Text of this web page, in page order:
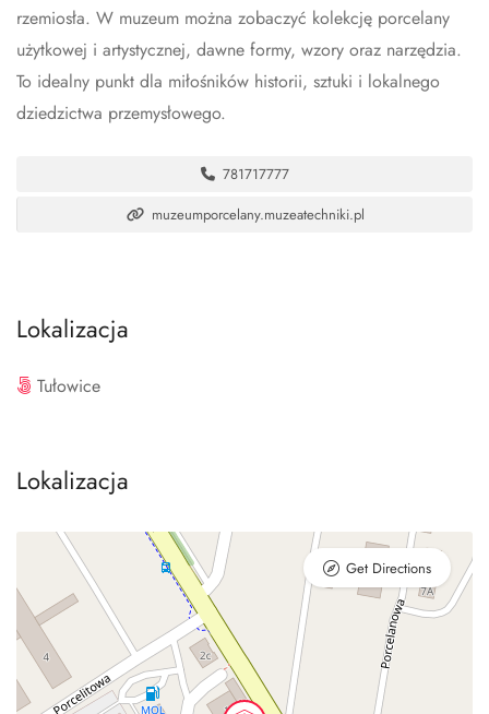
rzemiosła. W muzeum można zobaczyć kolekcję porcelany
użytkowej i artystycznej, dawne formy, wzory oraz narzędzia.
To idealny punkt dla miłośników historii, sztuki i lokalnego
dziedzictwa przemysłowego.
781717777
muzeumporcelany.muzeatechniki.pl
Lokalizacja
Tułowice
Lokalizacja
Get Directions